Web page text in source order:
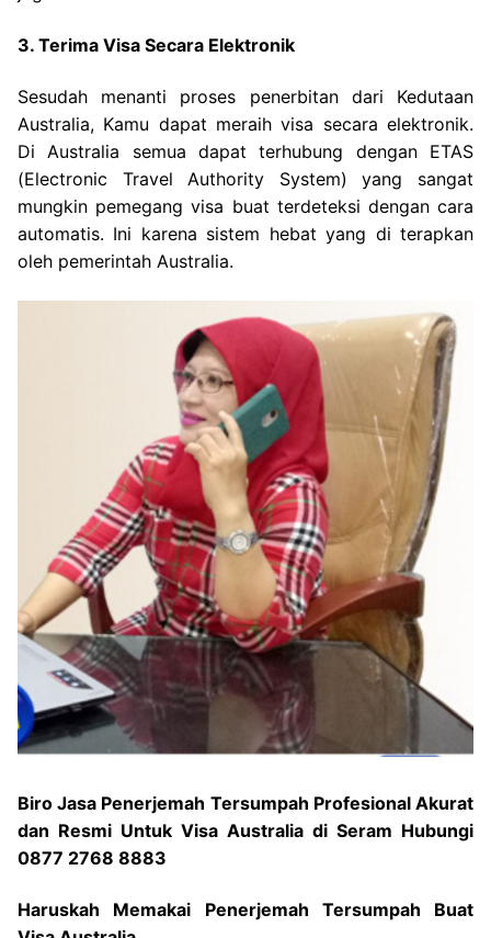
3. Terima Visa Secara Elektronik
Sesudah menanti proses penerbitan dari Kedutaan
Australia, Kamu dapat meraih visa secara elektronik.
Di Australia semua dapat terhubung dengan ETAS
(Electronic Travel Authority System) yang sangat
mungkin pemegang visa buat terdeteksi dengan cara
automatis. Ini karena sistem hebat yang di terapkan
oleh pemerintah Australia.
Biro Jasa Penerjemah Tersumpah Profesional Akurat
dan Resmi Untuk Visa Australia di Seram Hubungi
0877 2768 8883
Haruskah Memakai Penerjemah Tersumpah Buat